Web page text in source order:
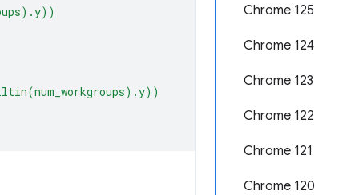
Chrome 125
Chrome 124
Chrome 123
Chrome 122
Chrome 121
Chrome 120